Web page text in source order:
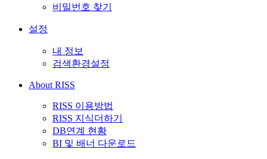
비밀번호 찾기
설정
내 정보
검색환경설정
About RISS
RISS 이용방법
RISS 지식더하기
DB연계 현황
BI 및 배너 다운로드